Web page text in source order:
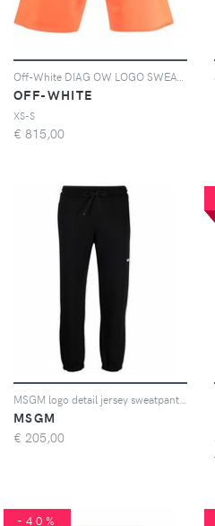
OFF-WHITE
XS-S
€ 815,00
MSGM
€ 205,00
-40%